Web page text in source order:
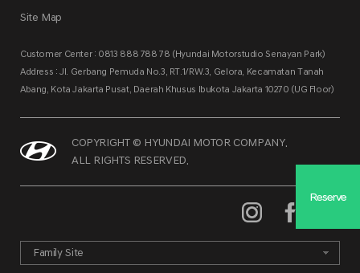
Reserve
Site Map
Customer Center : 0813 888 788 78 (Hyundai Motorstudio Senayan Park)
Address : Jl. Gerbang Pemuda No.3, RT.1/RW.3, Gelora, Kecamatan Tanah
Abang, Kota Jakarta Pusat, Daerah Khusus Ibukota Jakarta 10270 (UG Floor)
COPYRIGHT © HYUNDAI MOTOR COMPANY.
ALL RIGHTS RESERVED.
Family Site